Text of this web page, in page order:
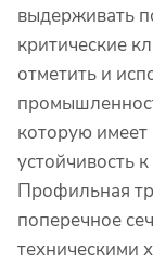
выдерживать
критические
отметить и
которую
устойчивость к
Профильная
поперечное
техническими